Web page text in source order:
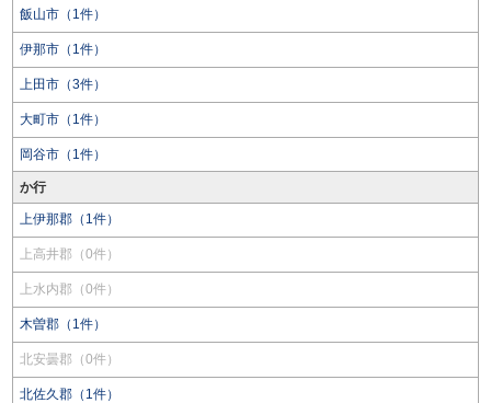
飯山市（1件）
伊那市（1件）
上田市（3件）
大町市（1件）
岡谷市（1件）
か行
上伊那郡（1件）
上高井郡（0件）
上水内郡（0件）
木曽郡（1件）
北安曇郡（0件）
北佐久郡（1件）